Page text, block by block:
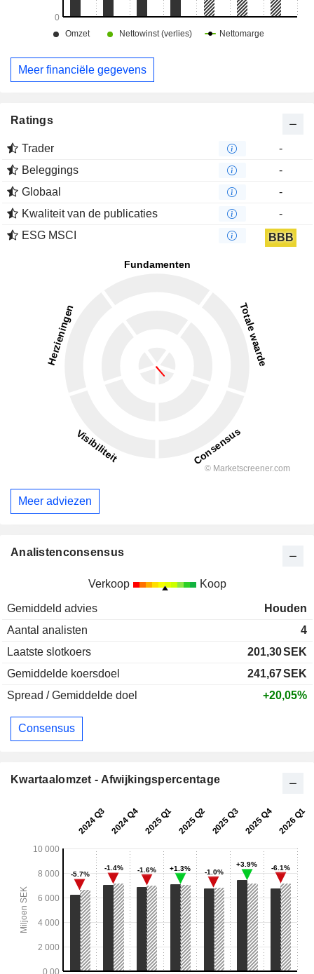
Meer financiële gegevens
Ratings
Trader
-
Beleggings
-
Globaal
-
Kwaliteit van de publicaties
-
ESG MSCI
BBB
Meer adviezen
Analistenconsensus
Verkoop Koop
Gemiddeld advies
Houden
Aantal analisten
4
Laatste slotkoers
201,30SEK
Gemiddelde koersdoel
241,67SEK
Spread / Gemiddelde doel
+20,05%
Consensus
Kwartaalomzet - Afwijkingspercentage